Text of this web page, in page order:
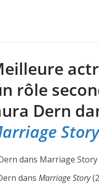
rôle
Dern
Story
dans Marriage Story